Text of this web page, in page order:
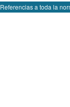
Referencias a toda la